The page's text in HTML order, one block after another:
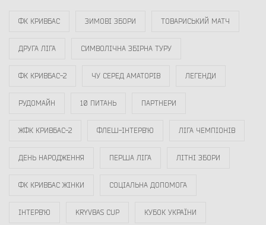
ФК КРИВБАС ЗИМОВІ ЗБОРИ ТОВАРИСЬКИЙ МАТЧ
ДРУГА ЛІГА СИМВОЛІЧНА ЗБІРНА ТУРУ
ФК КРИВБАС-2 ЧУ СЕРЕД АМАТОРІВ ЛЕГЕНДИ
РУДОМАЙН 10 ПИТАНЬ ПАРТНЕРИ
ЖФК КРИВБАС-2 ФЛЕШ-ІНТЕРВ`Ю ЛІГА ЧЕМПІОНІВ
ДЕНЬ НАРОДЖЕННЯ ПЕРША ЛІГА ЛІТНІ ЗБОРИ
ФК КРИВБАС ЖІНКИ СОЦІАЛЬНА ДОПОМОГА
ІНТЕРВ`Ю KRYVBAS CUP КУБОК УКРАЇНИ